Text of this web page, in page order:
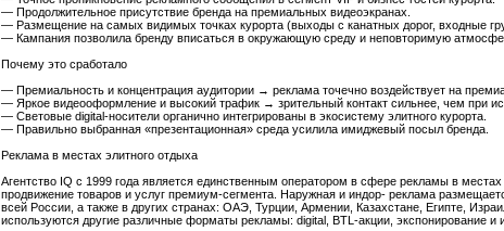
— Продолжительное присутствие бренда на премиальных видеоэкранах.
— Размещение на самых видимых точках курорта (выходы с канатных дорог, входные
— Кампания позволила бренду вписаться в окружающую среду и неповторимую
Почему это сработало
— Премиальность и концентрация аудитории → реклама точечно воздействует на
— Яркое видеооформление и высокий трафик → зрительный контакт сильнее, чем при
— Световые digital-носители органично интегрированы в экосистему элитного курорта.
— Правильно выбранная «презентационная» среда усилила имиджевый посыл бренда.
Реклама в местах элитного отдыха
Агентство IQ с 1999 года является единственным оператором в сфере рекламы в
продвижение товаров и услуг премиум-сегмента. Наружная и индор- реклама
всей России, а также в других странах: ОАЭ, Турции, Армении, Казахстане, Египте,
используются другие различные форматы рекламы: digital, BTL-акции, экспонирование и